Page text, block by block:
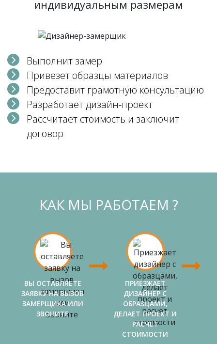
индивидуальным размерам
Выполнит замер
Привезет образцы материалов
Предоставит грамотную консультацию
Разработает дизайн-проект
Рассчитает стоимость и заключит
договор
КАК МЫ РАБОТАЕМ ?
ВЫ ОСТАВЛЯЕТЕ
ЗАЯВКУ НА ВЫЗОВ
ЗАМЕРЩИКА ИЛИ
ЗВОНИТЕ
ПРИЕЗЖАЕТ
ДИЗАЙНЕР С
ОБРАЗЦАМИ,
ДЕЛАЕТ ПРОЕКТ И
РАСЧЕТ
СТОИМОСТИ